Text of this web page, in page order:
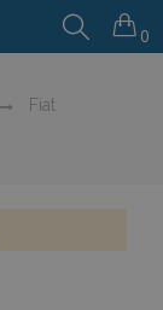
0
Fiat